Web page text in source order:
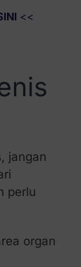
<<
jangan
perlu
organ